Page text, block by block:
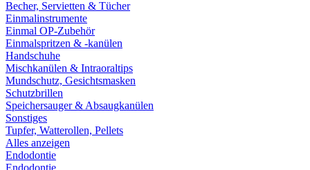
Becher, Servietten & Tücher
Einmalinstrumente
Einmal OP-Zubehör
Einmalspritzen & -kanülen
Handschuhe
Mischkanülen & Intraoraltips
Mundschutz, Gesichtsmasken
Schutzbrillen
Speichersauger & Absaugkanülen
Sonstiges
Tupfer, Watterollen, Pellets
Alles anzeigen
Endodontie
Endodontie